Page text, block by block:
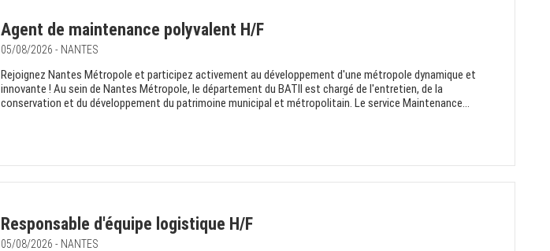
Agent de maintenance polyvalent H/F
05/08/2026 - NANTES
Rejoignez Nantes Métropole et participez activement au développement d'une métropole dynamique et
innovante ! Au sein de Nantes Métropole, le département du BATII est chargé de l'entretien, de la
conservation et du développement du patrimoine municipal et métropolitain. Le service Maintenance...
Responsable d'équipe logistique H/F
05/08/2026 - NANTES